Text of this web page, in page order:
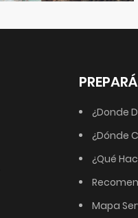
¿Donde
¿Dónde
¿Qué
Mapa